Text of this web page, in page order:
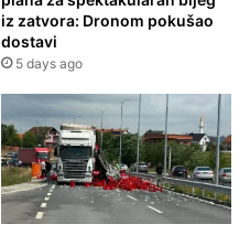
iz zatvora: Dronom pokušao
dostavi
5 days ago